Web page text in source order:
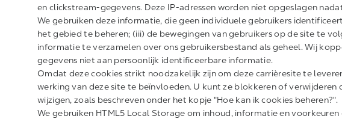
en clickstream-gegevens. Deze IP-adressen worden niet opgeslagen
We gebruiken deze informatie, die geen individuele gebruikers
het gebied te beheren; (iii) de bewegingen van gebruikers op de site te
informatie te verzamelen over ons gebruikersbestand als geheel. Wij
gegevens niet aan persoonlijk identificeerbare informatie.
Omdat deze cookies strikt noodzakelijk zijn om deze carrièresite te
werking van deze site te beïnvloeden. U kunt ze blokkeren of
wijzigen, zoals beschreven onder het kopje "Hoe kan ik cookies beheren?".
We gebruiken HTML5 Local Storage om inhoud, informatie en